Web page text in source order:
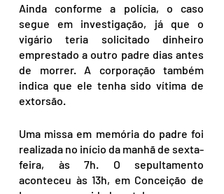
Ainda conforme a polícia, o caso
segue em investigação, já que o
vigário teria solicitado dinheiro
emprestado a outro padre dias antes
de morrer. A corporação também
indica que ele tenha sido vítima de
extorsão.
Uma missa em memória do padre foi
realizada no início da manhã de sexta-
feira, às 7h. O sepultamento
aconteceu às 13h, em Conceição de